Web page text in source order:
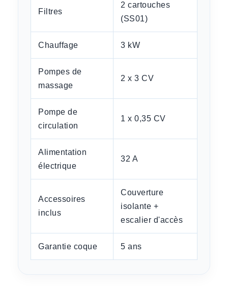
Filtres
2 cartouches
(SS01)
Chauffage 3 kW
Pompes de
massage
2 x 3 CV
Pompe de
circulation
1 x 0,35 CV
Alimentation
électrique
32 A
Accessoires
inclus
Couverture
isolante +
escalier d'accès
Garantie coque 5 ans